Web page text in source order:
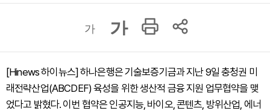
가 가
[Hinews 하이뉴스] 하나은행은 기술보증기금과 지난 9일 충청권 미
래전략산업(ABCDEF) 육성을 위한 생산적 금융 지원 업무협약을 맺
었다고 밝혔다. 이번 협약은 인공지능, 바이오, 콘텐츠, 방위산업, 에너